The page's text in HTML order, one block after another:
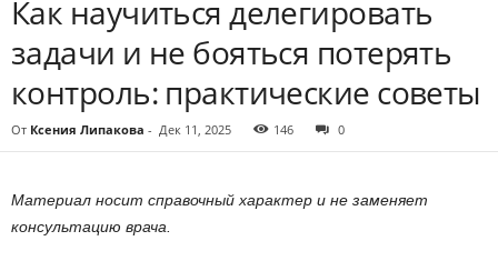
Как научиться делегировать
задачи и не бояться потерять
контроль: практические советы
От Ксения Липакова - Дек 11, 2025 146 0
Материал носит справочный характер и не заменяет
консультацию врача.